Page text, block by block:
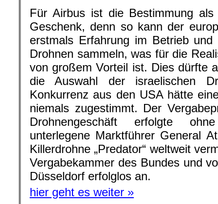
Für Airbus ist die Bestimmung als
Geschenk, denn so kann der
erstmals Erfahrung im Betrieb
Drohnen sammeln, was für die
von großem Vorteil ist. Dies dürfte
die Auswahl der israelischen
Konkurrenz aus den USA hätte
niemals zugestimmt. Der
Drohnengeschäft erfolgte
unterlegene Marktführer General
Killerdrohne „Predator“ weltweit
Vergabekammer des Bundes und
Düsseldorf erfolglos an.
hier geht es weiter »